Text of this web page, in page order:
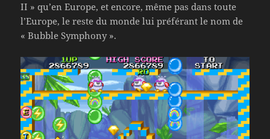
II » qu’en Europe, et encore, même pas dans toute
l’Europe, le reste du monde lui préférant le nom de
« Bubble Symphony ».